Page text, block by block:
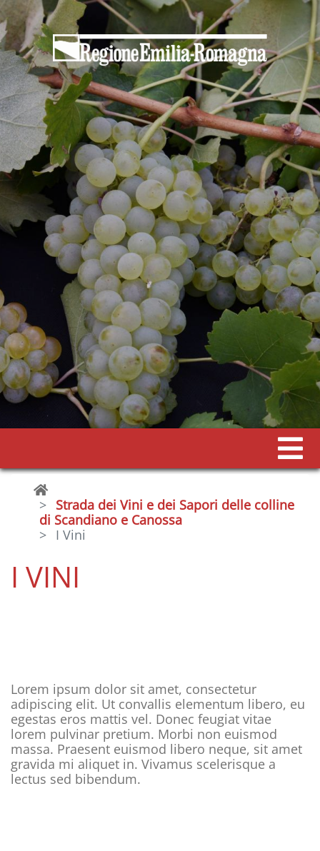
Strada dei Vini e dei Sapori delle colline
di Scandiano e Canossa
I Vini
I VINI
Lorem ipsum dolor sit amet, consectetur
adipiscing elit. Ut convallis elementum libero, eu
egestas eros mattis vel. Donec feugiat vitae
lorem pulvinar pretium. Morbi non euismod
massa. Praesent euismod libero neque, sit amet
gravida mi aliquet in. Vivamus scelerisque a
lectus sed bibendum.